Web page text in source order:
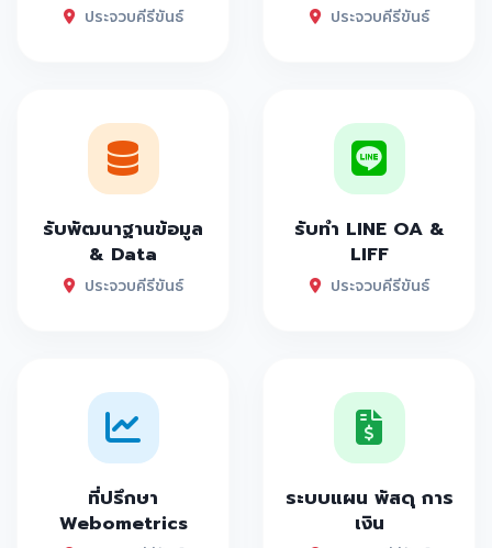
ประจวบคีรีขันธ์ ประจวบคีรีขันธ์
รับพัฒนาฐานข้อมูล
& Data
ประจวบคีรีขันธ์
รับทำ LINE OA &
LIFF
ประจวบคีรีขันธ์
ที่ปรึกษา
Webometrics
ระบบแผน พัสดุ การ
เงิน